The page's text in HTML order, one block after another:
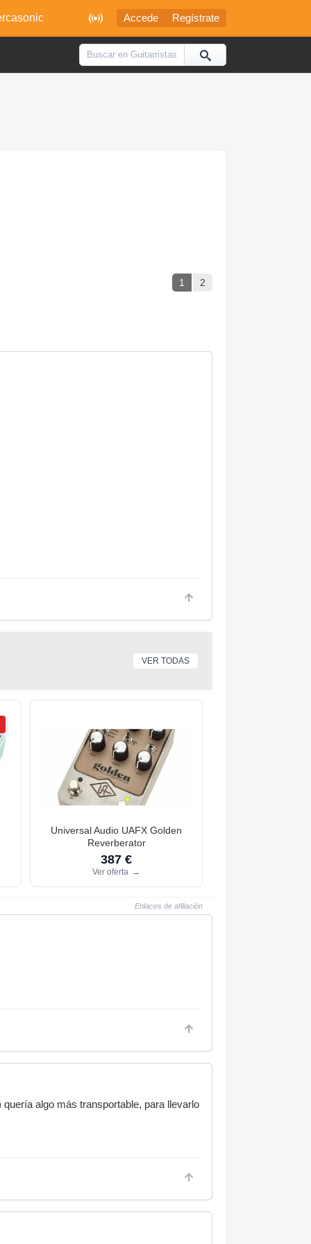
 Accede Regístrate
1 2
VER TODAS
Universal Audio UAFX Golden
Reverberator
387 €
Ver oferta →
Enlaces de afiliación
algo más transportable, para llevarlo